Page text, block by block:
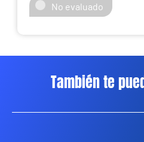
No evaluado
También te